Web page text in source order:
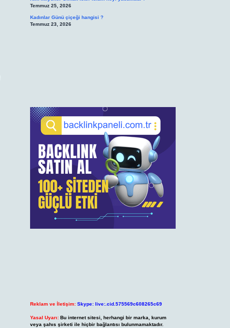
Temmuz 25, 2026
Kadınlar Günü çiçeği hangisi ?
Temmuz 23, 2026
Reklam ve İletişim: Skype: live:.cid.575569c608265c69
Yasal Uyarı: Bu internet sitesi, herhangi bir marka, kurum
veya şahıs şirketi ile hiçbir bağlantısı bulunmamaktadır.